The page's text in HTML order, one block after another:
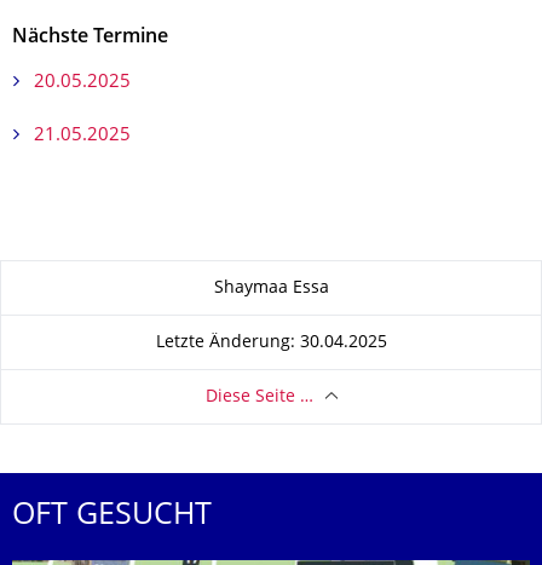
Nächste Termine
20.05.2025
21.05.2025
Shaymaa Essa
Letzte Änderung: 30.04.2025
Diese Seite …
OFT GESUCHT